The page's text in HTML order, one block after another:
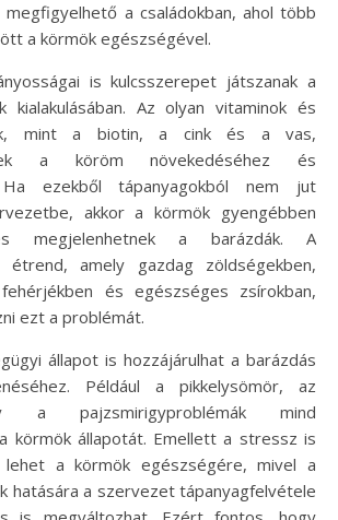
megfigyelhető a családokban, ahol több
a körmök egészségével.
is kulcsszerepet játszanak a
kialakulásában. Az olyan vitaminok és
mint a biotin, a cink és a vas,
a köröm növekedéséhez és
Ha ezekből tápanyagokból nem jut
akkor a körmök gyengébben
megjelenhetnek a barázdák. A
étrend, amely gazdag zöldségekben,
fehérjékben és egészséges zsírokban,
ezt a problémát.
állapot is hozzájárulhat a barázdás
Például a pikkelysömör, az
a pajzsmirigyproblémák mind
körmök állapotát. Emellett a stressz is
lehet a körmök egészségére, mivel a
hatására a szervezet tápanyagfelvétele